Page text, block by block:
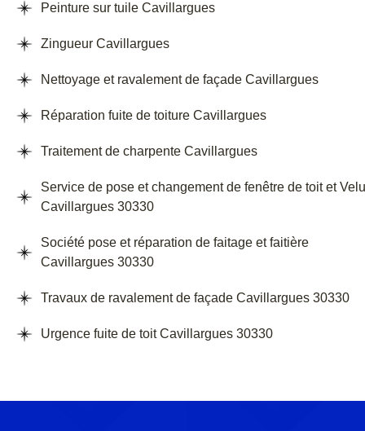
Peinture sur tuile Cavillargues
Zingueur Cavillargues
Nettoyage et ravalement de façade Cavillargues
Réparation fuite de toiture Cavillargues
Traitement de charpente Cavillargues
Service de pose et changement de fenêtre de toit et
Cavillargues 30330
Société pose et réparation de faitage et faitière
Cavillargues 30330
Travaux de ravalement de façade Cavillargues 30330
Urgence fuite de toit Cavillargues 30330